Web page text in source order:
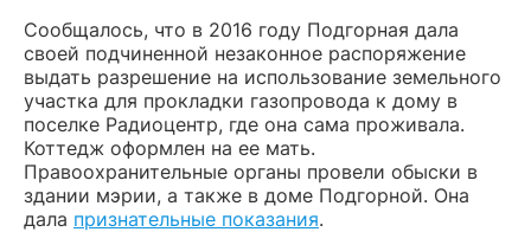
Сообщалось, что в 2016 году Подгорная дала
своей подчиненной незаконное распоряжение
выдать разрешение на использование земельного
участка для прокладки газопровода к дому в
поселке Радиоцентр, где она сама проживала.
Коттедж оформлен на ее мать.
Правоохранительные органы провели обыски в
здании мэрии, а также в доме Подгорной. Она
дала признательные показания.